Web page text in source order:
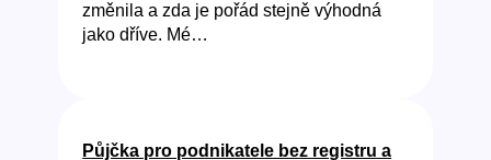
změnila a zda je pořád stejně výhodná
jako dříve. Mé…
Půjčka pro podnikatele bez registru a